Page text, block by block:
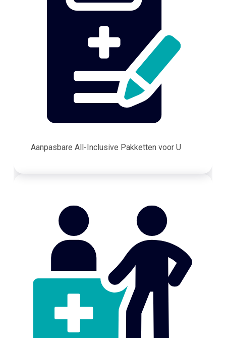
Aanpasbare All-Inclusive Pakketten voor U